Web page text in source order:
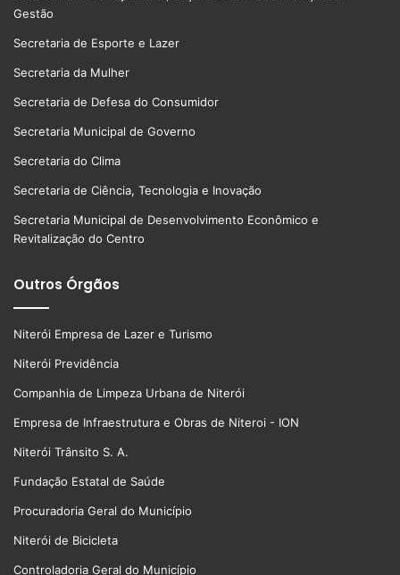
Gestão
Secretaria de Esporte e Lazer
Secretaria da Mulher
Secretaria de Defesa do Consumidor
Secretaria Municipal de Governo
Secretaria do Clima
Secretaria de Ciência, Tecnologia e Inovação
Secretaria Municipal de Desenvolvimento Econômico e
Revitalização do Centro
Outros Órgãos
Niterói Empresa de Lazer e Turismo
Niterói Previdência
Companhia de Limpeza Urbana de Niterói
Empresa de Infraestrutura e Obras de Niteroi - ION
Niterói Trânsito S. A.
Fundação Estatal de Saúde
Procuradoria Geral do Município
Niterói de Bicicleta
Controladoria Geral do Município